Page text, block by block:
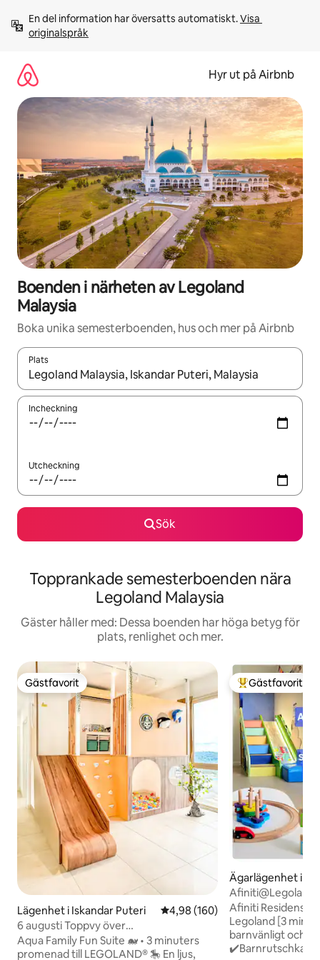
innehåll
En del information har översatts automatiskt. Visa
originalspråk
Hyr ut på Airbnb
Boenden i närheten av Legoland
Malaysia
Boka unika semesterboenden, hus och mer på Airbnb
Plats
När resultaten är tillgängliga kan du navigera med upp- och
Incheckning
Utcheckning
Sök
Topprankade semesterboenden nära
Legoland Malaysia
Gäster håller med: Dessa boenden har höga betyg för
plats, renlighet och mer.
Gästfavorit
Gästfavorit
Lägenhet i Iskandar Puteri 4,98 av 5 i genomsnittligt
4,98 (160)
6 augusti Toppvy över
Legoland/bubbelpool barnvänlig Aqua
JB
Aqua Family Fun Suite 🐋 • 3 minuters
promenad till LEGOLAND® 🎠 En ljus,
Populär
Gästfavorit
Ägarlägenhet i
ri
våningen/Rymlig
Afiniti Residensi
Legoland [3
barnvänligt och